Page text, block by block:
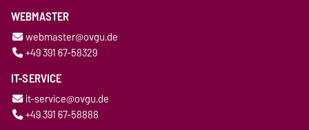
WEBMASTER
webmaster@ovgu.de
+49 391 67-58329
IT-SERVICE
it-service@ovgu.de
+49 391 67-58888